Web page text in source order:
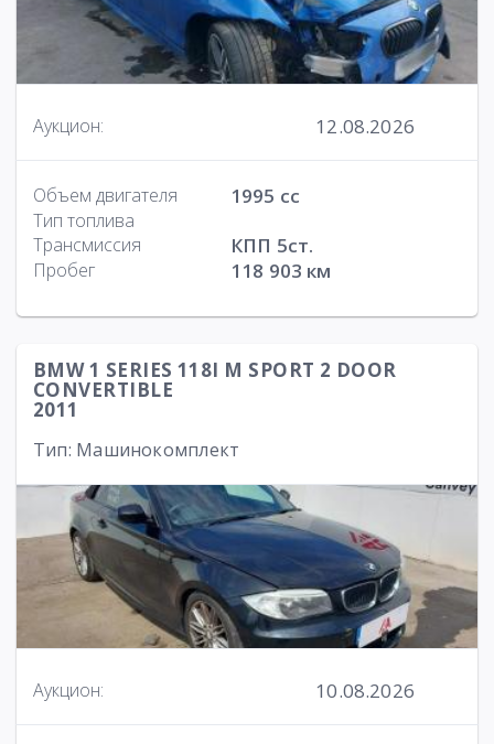
Аукцион: 12.08.2026
Объем двигателя 1995 cc
Тип топлива
Трансмиссия
КПП 5ст.
Пробег 118 903 км
BMW 1 SERIES 118I M SPORT 2 DOOR
CONVERTIBLE
2011
Тип: Машинокомплект
Аукцион: 10.08.2026